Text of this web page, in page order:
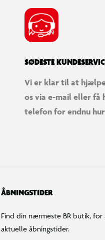
SØDESTE
Vi er klar til at
os via e-mail eller få
telefon for endnu
ÅBNINGSTIDER
Find din nærmeste BR butik, for
aktuelle åbningstider.